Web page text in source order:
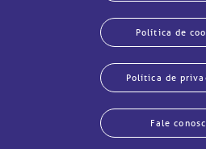
Política de
Política de
Fale